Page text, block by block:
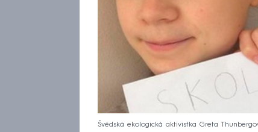
Švédská ekologická aktivistka Greta